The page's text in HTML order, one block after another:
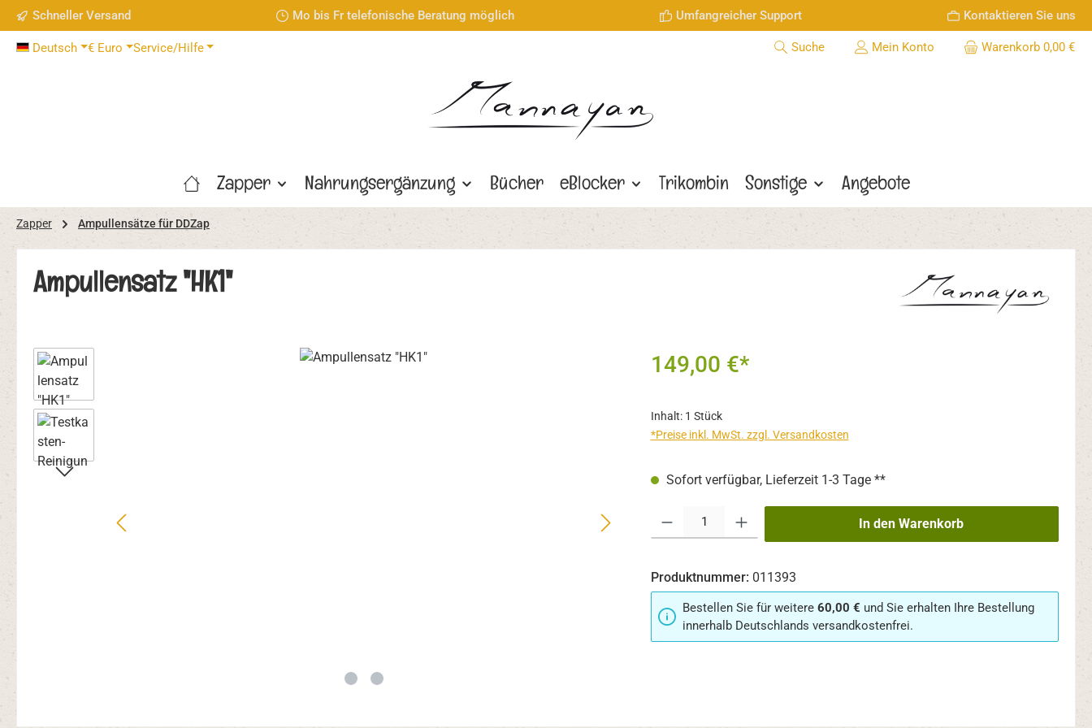
Hauptinhalt springen
Zur Suche springen
Zur Hauptnavigation springen
Schneller Versand Mo bis Fr telefonische Beratung möglich Umfangreicher Support Kontaktieren Sie uns
Deutsch € Euro Service/Hilfe Suche Mein Konto Warenkorb 0,00 €
Zapper Nahrungsergänzung Bücher eBlocker Trikombin Sonstige Angebote
Zapper Ampullensätze für DDZap
Ampullensatz "HK1"
Bildergalerie überspringen 149,00 €*
Inhalt: 1 Stück
*Preise inkl. MwSt. zzgl. Versandkosten
Sofort verfügbar, Lieferzeit 1-3 Tage **
In den Warenkorb
Produktnummer: 011393
Bestellen Sie für weitere 60,00 € und Sie erhalten Ihre Bestellung
innerhalb Deutschlands versandkostenfrei.